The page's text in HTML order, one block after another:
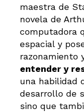
maestra de
novela de
computadora
espacial y
razonamiento
entender y
una habilidad
desarrollo de
sino que